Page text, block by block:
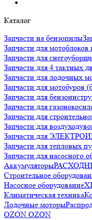
Каталог
Запчасти на бензопилы
Запчасти для мотоблоков
Запчасти для
Запчасти для 4 тактных
Запчасти для лодочных
Запчасти для мотобуров
Запчасти для
Запчасти для
Запчасти для
Запчасти для
Запчасти для
Запчасти для тепловых
Запчасти для насосного
Аккумуляторы
Строительное
Насосное оборудование
Климатическая техника
Лодочные моторы
OZON OZON